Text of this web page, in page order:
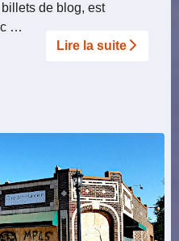
de blog, est
…
Lire la suite­­